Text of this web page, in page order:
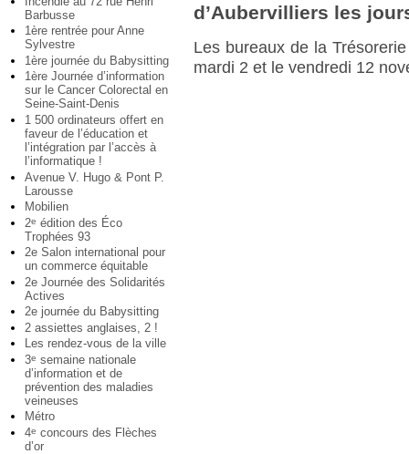
Barbusse
1ère rentrée pour Anne
Sylvestre
1ère journée du Babysitting
1ère Journée d’information
sur le Cancer Colorectal en
Seine-Saint-Denis
1 500 ordinateurs offert en
faveur de l’éducation et
l’intégration par l’accès à
l’informatique !
Avenue V. Hugo & Pont P.
Larousse
Mobilien
2e édition des Éco
Trophées 93
2e Salon international pour
un commerce équitable
2e Journée des Solidarités
Actives
2e journée du Babysitting
2 assiettes anglaises, 2 !
Les rendez-vous de la ville
3e semaine nationale
d’information et de
prévention des maladies
veineuses
Métro
4e concours des Flèches
d’or
d’Aubervilliers les
Les bureaux de la
mardi 2 et le vendredi 12